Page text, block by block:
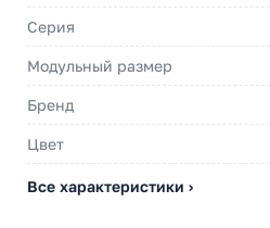
Серия
Модульный размер
Бренд
Цвет
Все характеристики ›